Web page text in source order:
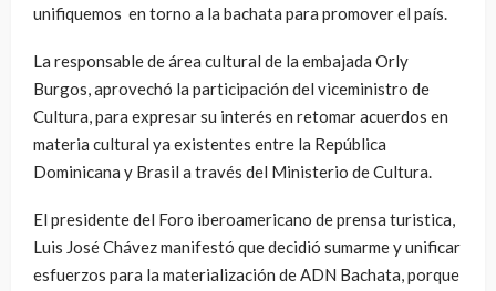
unifiquemos en torno a la bachata para promover el país.
La responsable de área cultural de la embajada Orly
Burgos, aprovechó la participación del viceministro de
Cultura, para expresar su interés en retomar acuerdos en
materia cultural ya existentes entre la República
Dominicana y Brasil a través del Ministerio de Cultura.
El presidente del Foro iberoamericano de prensa turistica,
Luis José Chávez manifestó que decidió sumarme y unificar
esfuerzos para la materialización de ADN Bachata, porque